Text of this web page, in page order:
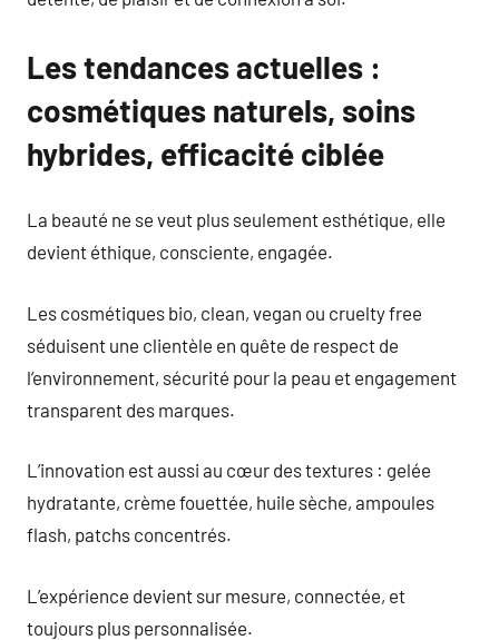
Les tendances actuelles :
cosmétiques naturels, soins
hybrides, efficacité ciblée
La beauté ne se veut plus seulement esthétique, elle
devient éthique, consciente, engagée.
Les cosmétiques bio, clean, vegan ou cruelty free
séduisent une clientèle en quête de respect de
l’environnement, sécurité pour la peau et engagement
transparent des marques.
L’innovation est aussi au cœur des textures : gelée
hydratante, crème fouettée, huile sèche, ampoules
flash, patchs concentrés.
L’expérience devient sur mesure, connectée, et
toujours plus personnalisée.